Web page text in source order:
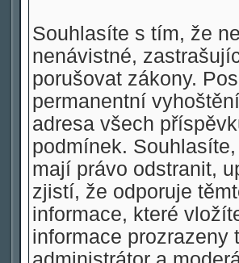
Souhlasíte s tím, že
nenávistné,
porušovat zákony.
permanentní
adresa všech
podmínek.
mají právo odstranit,
zjistí, že odporuje
informace, které
informace prozrazeny